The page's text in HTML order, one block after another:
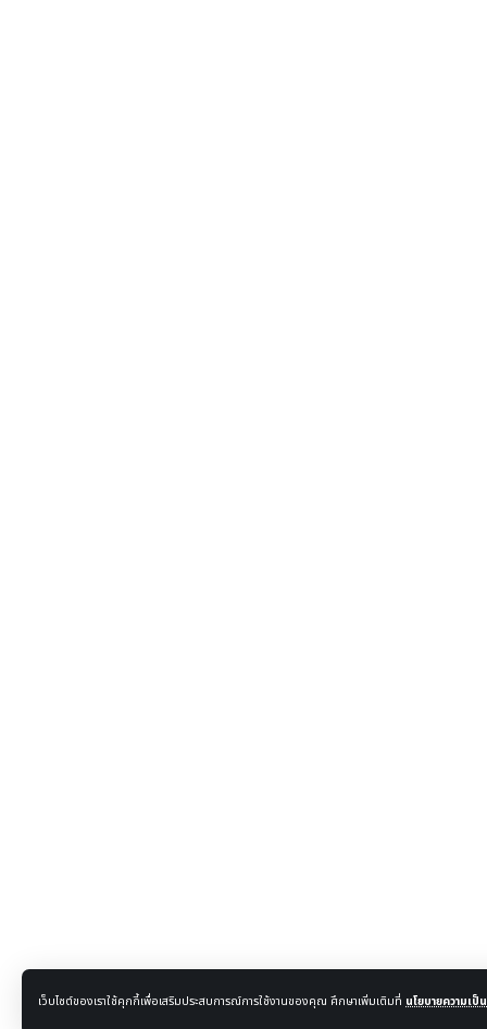
เว็บไซต์ของเราใช้คุกกี้เพื่อเสริมประสบการณ์การใช้งานของคุณ ศึกษาเพิ่มเติมที่ นโยบายความเป็